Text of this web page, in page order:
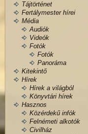
Tájtörténet
Fertálymester hírei
Média
Audiók
Videók
Fotók
Fotók
Panoráma
Kitekintő
Hírek
Hírek a világból
Könyvtári hírek
Hasznos
Közérdekű infók
Felnémeti alkotók
Civilház